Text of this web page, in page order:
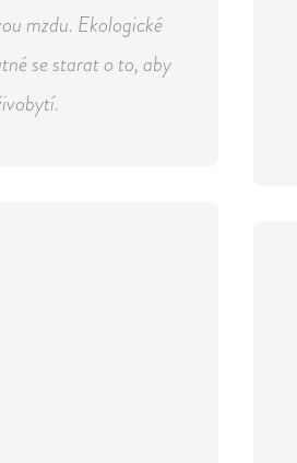
mzdu. Ekologické
se starat o to, aby